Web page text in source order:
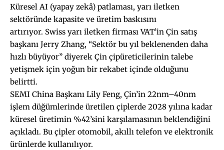
Küresel AI (yapay zekâ) patlaması, yarı iletken
sektöründe kapasite ve üretim baskısını
artırıyor. Swiss yarı iletken firması VAT’in Çin satış
başkanı Jerry Zhang, “Sektör bu yıl beklenenden daha
hızlı büyüyor” diyerek Çin çipüreticilerinin talebe
yetişmek için yoğun bir rekabet içinde olduğunu
belirtti.
SEMI China Başkanı Lily Feng, Çin’in 22nm–40nm
işlem düğümlerinde üretilen çiplerde 2028 yılına kadar
küresel üretimin %42’sini karşılamasının beklendiğini
açıkladı. Bu çipler otomobil, akıllı telefon ve elektronik
ürünlerde kullanılıyor.